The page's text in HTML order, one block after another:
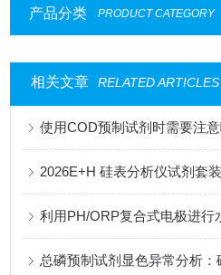
产品分类 PRODUCT CATEGORY
相关文章 RELATED ARTICLES
使用COD预制试剂时需要注
利用PH/ORP复合式电极进行